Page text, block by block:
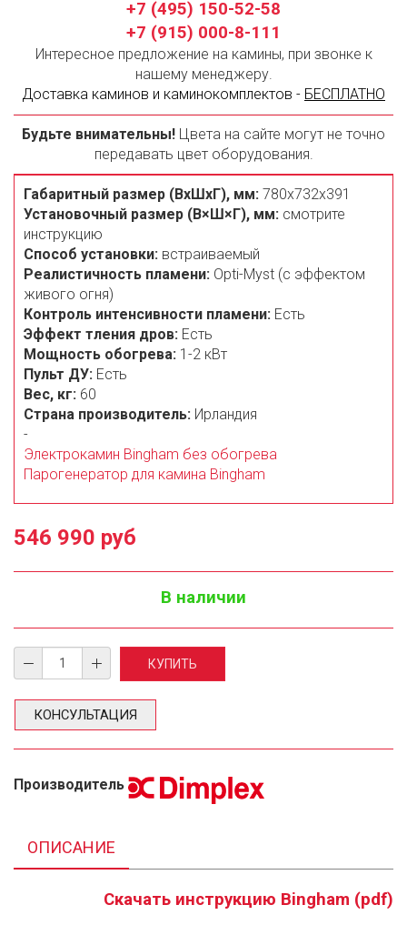
+7 (495) 150-52-58
+7 (915) 000-8-111
Интересное предложение на камины, при звонке к
нашему менеджеру.
Доставка каминов и каминокомплектов - БЕСПЛАТНО
Будьте внимательны! Цвета на сайте могут не точно
передавать цвет оборудования.
Габаритный размер (ВxШxГ), мм: 780х732x391
Установочный размер (В×Ш×Г), мм: смотрите
инструкцию
Способ установки: встраиваемый
Реалистичность пламени: Opti-Myst (с эффектом
живого огня)
Контроль интенсивности пламени: Есть
Эффект тления дров: Есть
Мощность обогрева: 1-2 кВт
Пульт ДУ: Есть
Вес, кг: 60
Страна производитель: Ирландия
-
Электрокамин Bingham без обогрева
Парогенератор для камина Bingham
546 990 руб
В наличии
КОНСУЛЬТАЦИЯ
Производитель
ОПИСАНИЕ
Скачать инструкцию Bingham (pdf)